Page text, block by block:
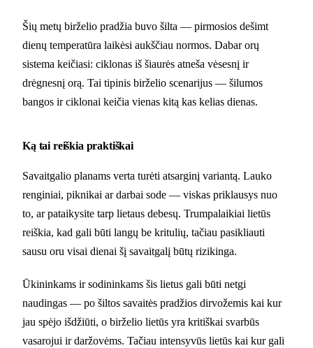
Šių metų birželio pradžia buvo šilta — pirmosios dešimt
dienų temperatūra laikėsi aukščiau normos. Dabar orų
sistema keičiasi: ciklonas iš šiaurės atneša vėsesnį ir
drėgnesnį orą. Tai tipinis birželio scenarijus — šilumos
bangos ir ciklonai keičia vienas kitą kas kelias dienas.
Ką tai reiškia praktiškai
Savaitgalio planams verta turėti atsarginį variantą. Lauko
renginiai, piknikai ar darbai sode — viskas priklausys nuo
to, ar pataikysite tarp lietaus debesų. Trumpalaikiai lietūs
reiškia, kad gali būti langų be kritulių, tačiau pasikliauti
sausu oru visai dienai šį savaitgalį būtų rizikinga.
Ūkininkams ir sodininkams šis lietus gali būti netgi
naudingas — po šiltos savaitės pradžios dirvožemis kai kur
jau spėjo išdžiūti, o birželio lietūs yra kritiškai svarbūs
vasarojui ir daržovėms. Tačiau intensyvūs lietūs kai kur gali